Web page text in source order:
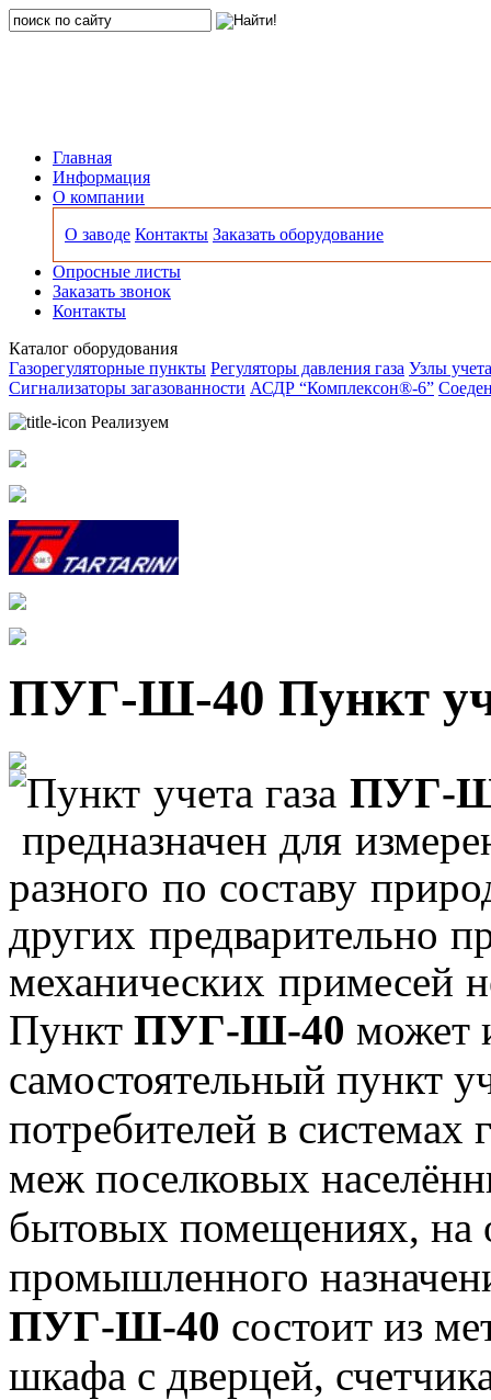
Главная
Информация
О компании
О заводе Контакты Заказать оборудование
Опросные листы
Заказать звонок
Контакты
Каталог оборудования
Газорегуляторные пункты Регуляторы давления газа Узлы
Сигнализаторы загазованности АСДР “Комплексон®-6”
Реализуем
ПУГ-Ш-40 Пункт
Пункт учета газа ПУГ-
предназначен для
разного по составу
других предварительно
механических примесей
Пункт ПУГ-Ш-40 может
самостоятельный пункт
потребителей в системах
меж поселковых
бытовых помещениях, на
промышленного
ПУГ-Ш-40 состоит из
шкафа с дверцей,